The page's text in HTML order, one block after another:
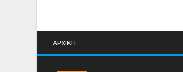
ΑΡΧΙΚΗ